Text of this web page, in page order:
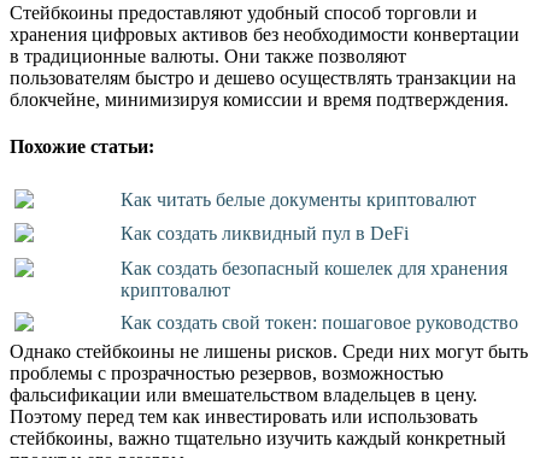
Стейбкоины предоставляют удобный способ торговли и
хранения цифровых активов без необходимости конвертации
в традиционные валюты. Они также позволяют
пользователям быстро и дешево осуществлять транзакции на
блокчейне, минимизируя комиссии и время подтверждения.
Похожие статьи:
Как читать белые документы криптовалют
Как создать ликвидный пул в DeFi
Как создать безопасный кошелек для хранения
криптовалют
Как создать свой токен: пошаговое руководство
Однако стейбкоины не лишены рисков. Среди них могут быть
проблемы с прозрачностью резервов, возможностью
фальсификации или вмешательством владельцев в цену.
Поэтому перед тем как инвестировать или использовать
стейбкоины, важно тщательно изучить каждый конкретный